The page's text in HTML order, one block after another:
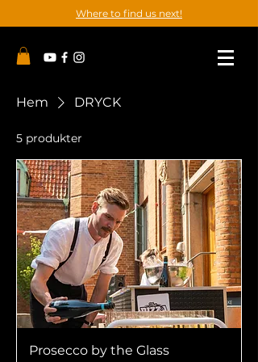
Where to find us next!
Hem DRYCK
5 produkter
Prosecco by the Glass